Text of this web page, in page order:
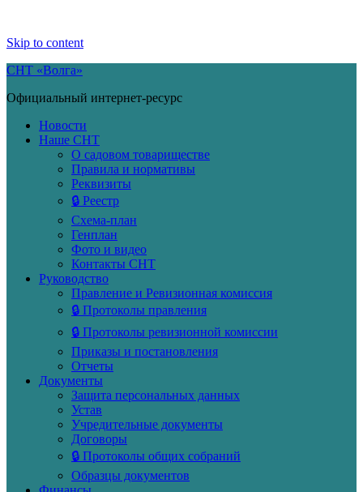
Skip to content
СНТ «Волга»
Официальный интернет-ресурс
Новости
Наше СНТ
О садовом товариществе
Правила и нормативы
Реквизиты
🔒 Реестр
Схема-план
Генплан
Фото и видео
Контакты СНТ
Руководство
Правление и Ревизионная комиссия
🔒 Протоколы правления
🔒 Протоколы ревизионной комиссии
Приказы и постановления
Отчеты
Документы
Защита персональных данных
Устав
Учредительные документы
Договоры
🔒 Протоколы общих собраний
Образцы документов